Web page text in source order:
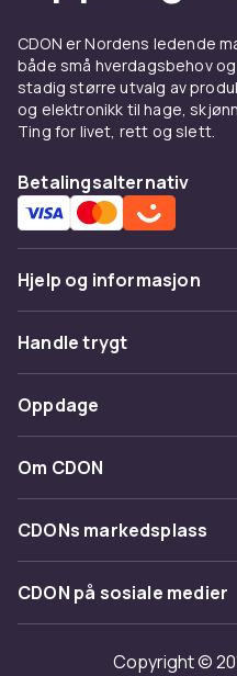
CDON er Nordens ledende
både små hverdagsbehov
stadig større utvalg av
og elektronikk til hage,
Ting for livet, rett og slett.
Betalingsalternativ
Hjelp og informasjon
Vanlige spørsmål
Spor pakke
Angre & returner her
Kontakt oss
Handle trygt
Betaling
Levering
Tilbakekallinger
Oppdage
Kategorier
Varemerker
Om CDON
Om oss
Kundeanmeldelser
Jobbe på CDON
Investor relations
CDONs markedsplass
Merchant Help Center
CDON på sosiale medier
Copyright ©